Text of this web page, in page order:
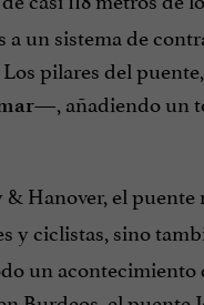
un sistema de
pilares del
, añadiendo un
Hanover, el puente
y ciclistas, sino
un